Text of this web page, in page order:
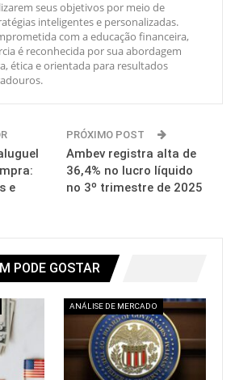
seus objetivos por meio de
inteligentes e personalizadas.
com a educação financeira,
é reconhecida por sua abordagem
ética e orientada para resultados
e
PRÓXIMO POST
Ambev registra alta de
36,4% no lucro líquido
no 3º trimestre de 2025
PODE GOSTAR
ANÁLISE DE MERCADO